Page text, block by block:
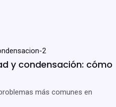
y condensación: cómo
más comunes en